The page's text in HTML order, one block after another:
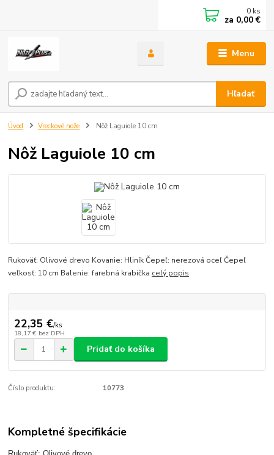
Menu
Hľadať
0 ks
za 0,00 €
Úvod Vreckové nože Nôž Laguiole 10 cm
Nôž Laguiole 10 cm
Rukoväť: Olivové drevo Kovanie: Hliník Čepeľ: nerezová oceľ Čepeľ
veľkosť: 10 cm Balenie: farebná krabička celý popis
22,35 €/ks
18,17 € bez DPH
Pridať do košíka
Číslo produktu: 10773
Kompletné špecifikácie